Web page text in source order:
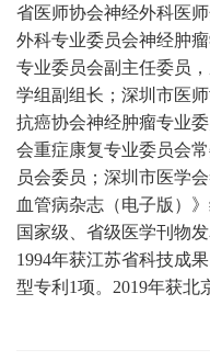
省医师协会神经外科医
外科专业委员会神经肿
专业委员会副主任委员
学组副组长；深圳市医
抗癌协会神经肿瘤专业
会重症康复专业委员会
员会委员；深圳市医学
血管病杂志（电子版）
国家级、省级医学刊物
1994年获江苏省科技成
型专利1项。2019年获北